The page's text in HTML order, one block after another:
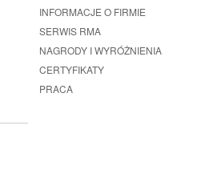
INFORMACJE O FIRMIE
SERWIS RMA
NAGRODY I WYRÓŻNIENIA
CERTYFIKATY
PRACA